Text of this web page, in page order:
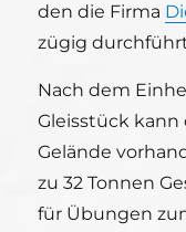
den die Firma
zügig
Nach dem
Gleisstück
Gelände
zu 32 Tonnen
für Übungen